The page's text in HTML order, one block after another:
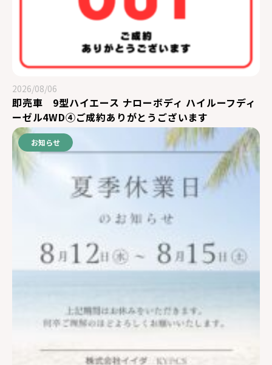
2026/08/06
即売車 9型ハイエース ナローボディ ハイルーフディ
ーゼル4WD④ご成約ありがとうございます
お知らせ